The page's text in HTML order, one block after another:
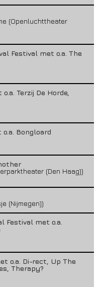
(Openluchttheater
Festival met o.a. The
Terzij De Horde,
Bongloard
(Den Haag))
(Nijmegen))
Festival met o.a.
o.a. Di-rect, Up The
Therapy?